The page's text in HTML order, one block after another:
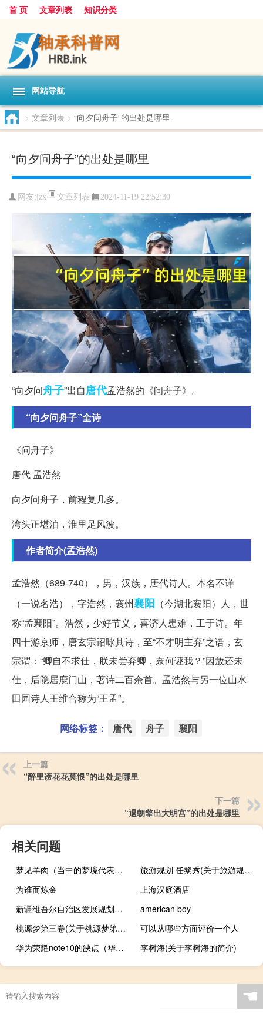
首 页 文章列表 知识分类
网站导航
> 文章列表 > “向夕问舟子”的出处是哪里
“向夕问舟子”的出处是哪里
网友:jzx 文章列表 2024-11-19 22:52:30
“向夕问舟子”出自唐代孟浩然的《问舟子》。
“向夕问舟子”全诗
《问舟子》
唐代 孟浩然
向夕问舟子，前程复几多。
湾头正堪泊，淮里足风波。
作者简介(孟浩然)
孟浩然（689-740），男，汉族，唐代诗人。本名不详
（一说名浩），字浩然，襄州襄阳 （今湖北襄阳）人，世
称“孟襄阳”。浩然，少好节义，喜济人患难，工于诗。年
四十游京师，唐玄宗诏咏其诗，至“不才明主弃”之语，玄
宗谓：“卿自不求仕，朕未尝弃卿，奈何诬我？”因放还未
仕，后隐居鹿门山，著诗二百余首。孟浩然与另一位山水
田园诗人王维合称为“王孟”。
网络标签： 唐代 舟子 襄阳
上一篇
“醉里谤花花莫恨”的出处是哪里
下一篇
“退朝擎出大明宫”的出处是哪里
相关问题
梦见羊肉（当中的梦境代表什么意思呢）
旅游规划 任黎秀(关于旅游规划 任黎秀的简介)
为谁而炼金
上海汉庭酒店
新疆维吾尔自治区发展规划条例(关于新疆维吾尔自治区发展规划条例的简介)
american boy
桃源梦第三卷(关于桃源梦第三卷的简介)
可以从哪些方面评价一个人
华为荣耀note10的缺点（华为荣耀Note10的几个缺陷）
李树海(关于李树海的简介)
☚